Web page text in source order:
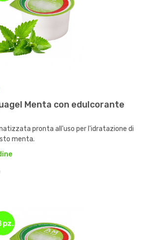
Menta con edulcorante
pronta all'uso per l'idratazione di
menta.